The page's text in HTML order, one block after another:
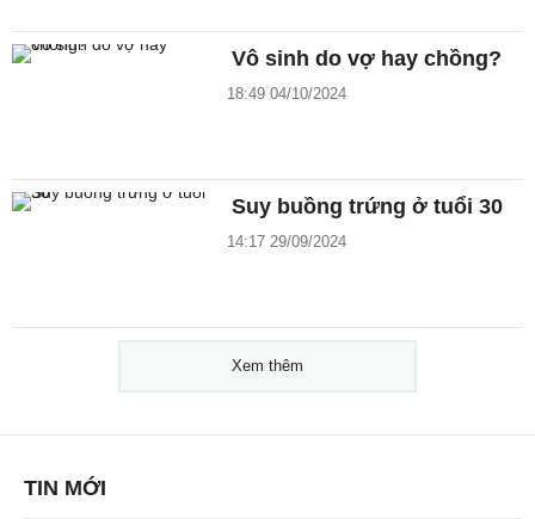
Vô sinh do vợ hay chồng?
18:49 04/10/2024
Suy buồng trứng ở tuổi 30
14:17 29/09/2024
Xem thêm
TIN MỚI